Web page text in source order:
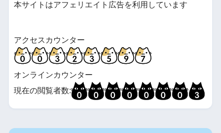
本サイトはアフェリエイト広告を利用しています
アクセスカウンター
オンラインカウンター
現在の閲覧者数: